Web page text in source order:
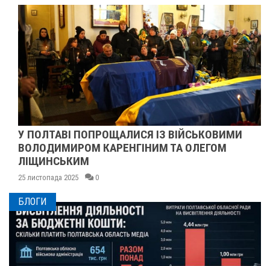
У ПОЛТАВІ ПОПРОЩАЛИСЯ ІЗ ВІЙСЬКОВИМИ
ВОЛОДИМИРОМ КАРЕНГІНИМ ТА ОЛЕГОМ
ЛІЩИНСЬКИМ
25 листопада 2025 0
БЛОГИ